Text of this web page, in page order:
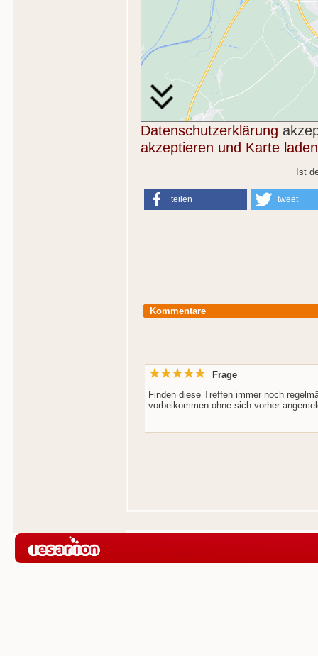
Datenschutzerklärung
akzeptieren und Karte laden
Ist
teilen tweet
Kommentare
Frage
Finden diese Treffen immer noch
vorbeikommen ohne sich vorher